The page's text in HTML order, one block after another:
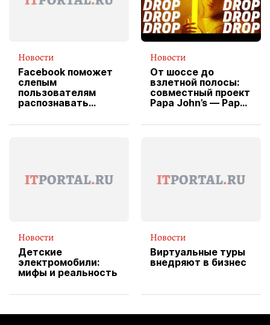
Новости
Facebook поможет
слепым
пользователям
распознавать
Новости
От шоссе до
взлетной полосы:
совместный проект
Papa John’s — Papa
вводит
Новости
Детские
электромобили:
мифы и реальность
Новости
Виртуальные туры
внедряют в бизнес